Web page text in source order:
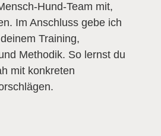
Hund-Team mit,
Im Anschluss gebe ich
Training,
Methodik. So lernst du
mit konkreten